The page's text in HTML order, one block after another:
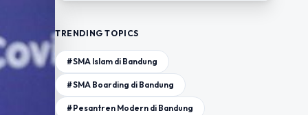
TRENDING TOPICS
#SMA Islam di Bandung
#SMA Boarding di Bandung
#Pesantren Modern di Bandung